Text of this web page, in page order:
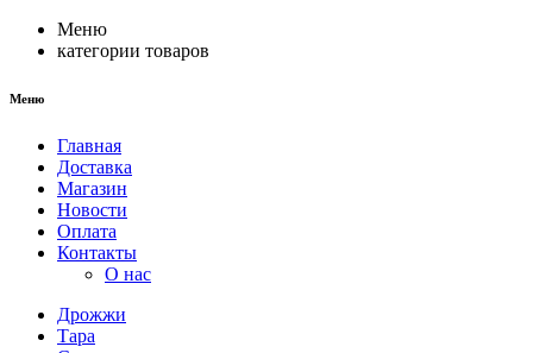
Меню
категории товаров
Меню
Главная
Доставка
Магазин
Новости
Оплата
Контакты
О нас
Дрожжи
Тара